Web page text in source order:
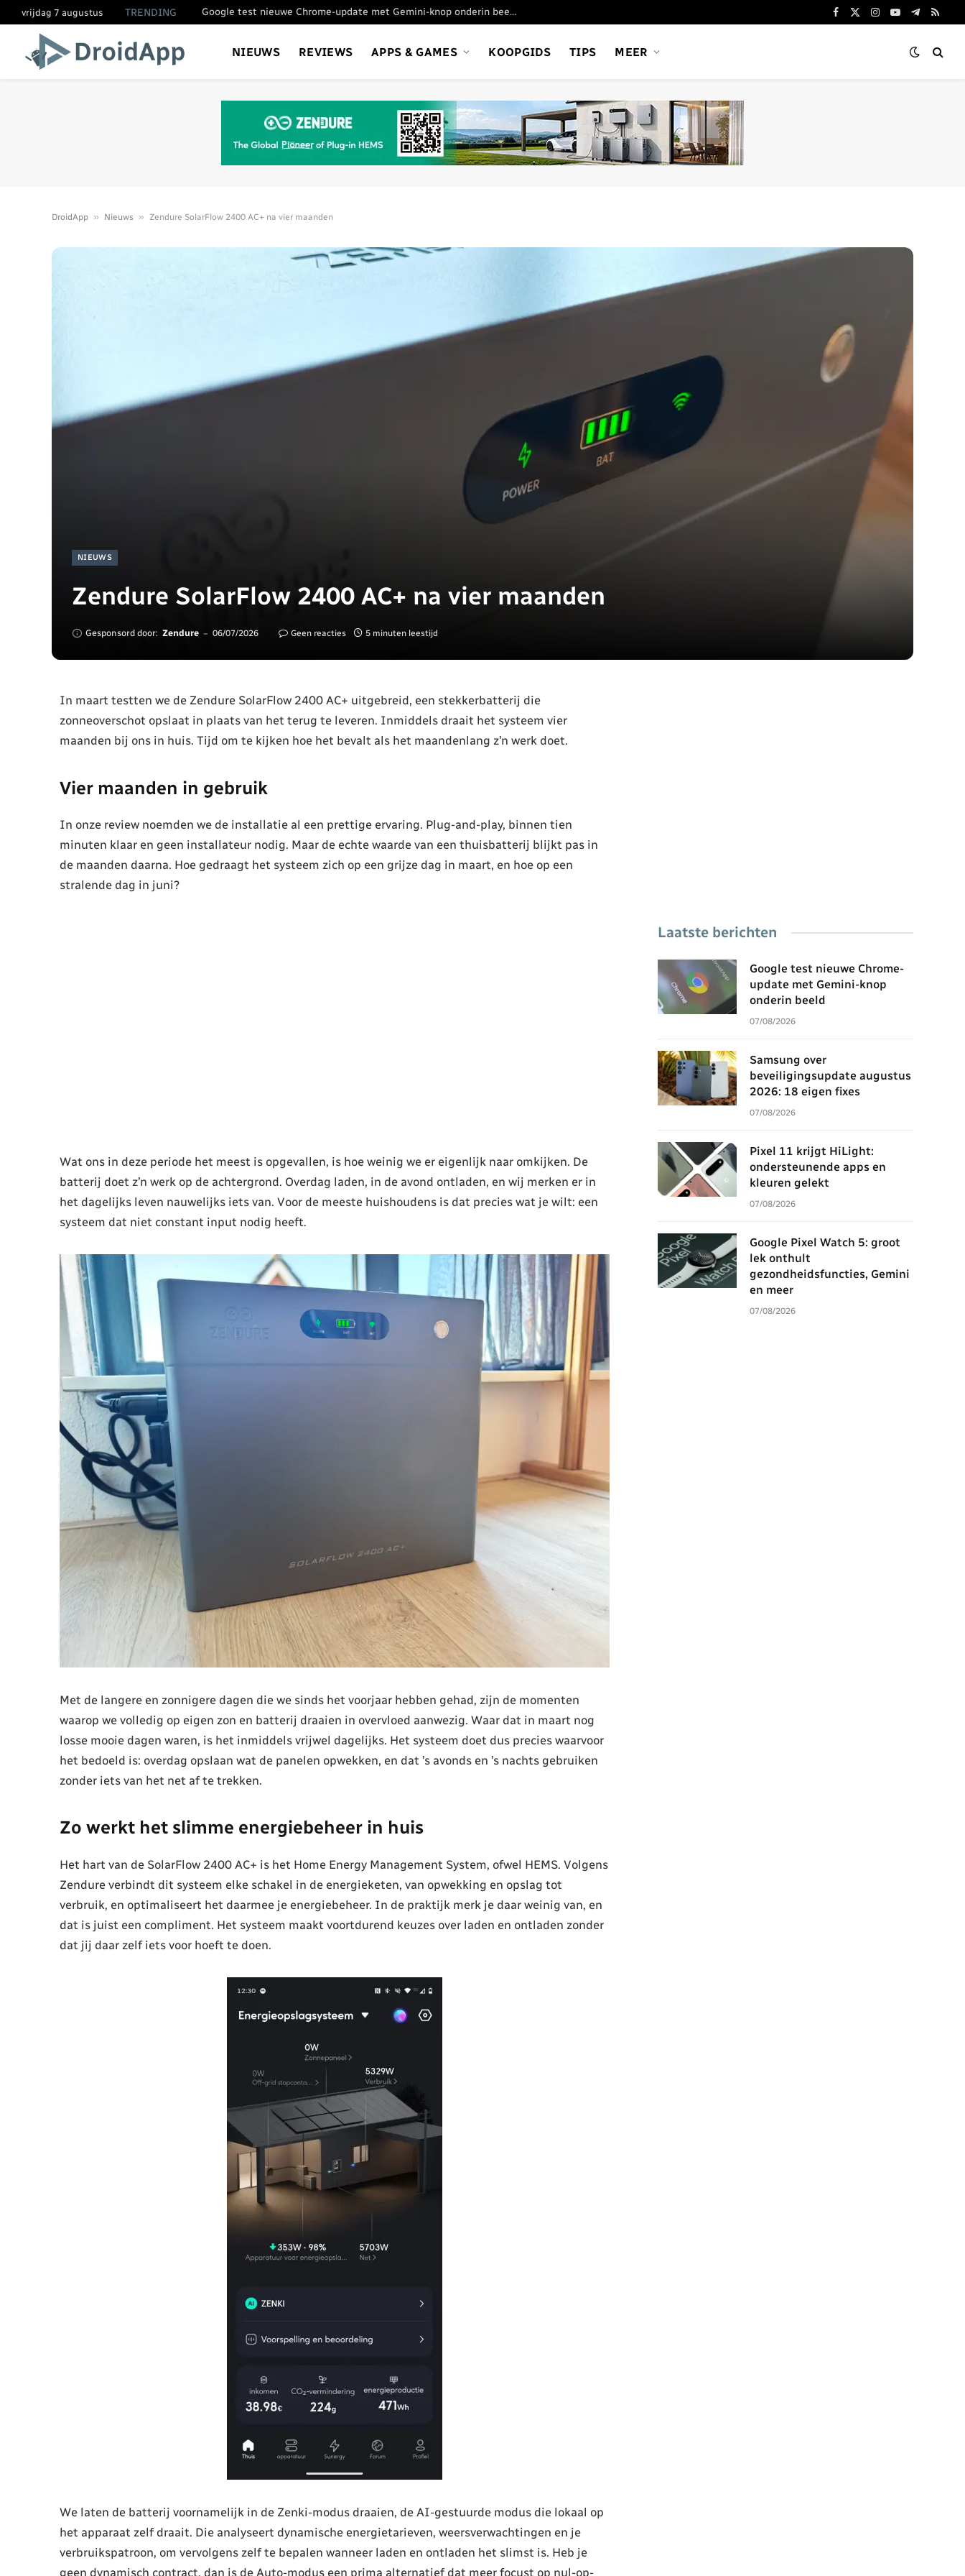
vrijdag 7 augustus TRENDING Google test nieuwe Chrome-update met Gemini-knop onderin beeld
Facebook
X
Instagram
YouTube
Telegram
RSS
NIEUWS REVIEWS APPS & GAMES KOOPGIDS TIPS MEER
DroidApp » Nieuws » Zendure SolarFlow 2400 AC+ na vier maanden
NIEUWS
Zendure SolarFlow 2400 AC+ na vier maanden
Gesponsord door: Zendure 06/07/2026 Geen reacties 5 minuten leestijd
In maart testten we de Zendure SolarFlow 2400 AC+ uitgebreid, een stekkerbatterij die
zonneoverschot opslaat in plaats van het terug te leveren. Inmiddels draait het systeem vier
maanden bij ons in huis. Tijd om te kijken hoe het bevalt als het maandenlang z’n werk doet.
Vier maanden in gebruik
In onze review noemden we de installatie al een prettige ervaring. Plug-and-play, binnen tien
minuten klaar en geen installateur nodig. Maar de echte waarde van een thuisbatterij blijkt pas in
de maanden daarna. Hoe gedraagt het systeem zich op een grijze dag in maart, en hoe op een
stralende dag in juni?
Wat ons in deze periode het meest is opgevallen, is hoe weinig we er eigenlijk naar omkijken. De
batterij doet z’n werk op de achtergrond. Overdag laden, in de avond ontladen, en wij merken er in
het dagelijks leven nauwelijks iets van. Voor de meeste huishoudens is dat precies wat je wilt: een
systeem dat niet constant input nodig heeft.
Met de langere en zonnigere dagen die we sinds het voorjaar hebben gehad, zijn de momenten
waarop we volledig op eigen zon en batterij draaien in overvloed aanwezig. Waar dat in maart nog
losse mooie dagen waren, is het inmiddels vrijwel dagelijks. Het systeem doet dus precies waarvoor
het bedoeld is: overdag opslaan wat de panelen opwekken, en dat ’s avonds en ’s nachts gebruiken
zonder iets van het net af te trekken.
Zo werkt het slimme energiebeheer in huis
Het hart van de SolarFlow 2400 AC+ is het Home Energy Management System, ofwel HEMS. Volgens
Zendure verbindt dit systeem elke schakel in de energieketen, van opwekking en opslag tot
verbruik, en optimaliseert het daarmee je energiebeheer. In de praktijk merk je daar weinig van, en
dat is juist een compliment. Het systeem maakt voortdurend keuzes over laden en ontladen zonder
dat jij daar zelf iets voor hoeft te doen.
We laten de batterij voornamelijk in de Zenki-modus draaien, de AI-gestuurde modus die lokaal op
het apparaat zelf draait. Die analyseert dynamische energietarieven, weersverwachtingen en je
verbruikspatroon, om vervolgens zelf te bepalen wanneer laden en ontladen het slimst is. Heb je
geen dynamisch contract, dan is de Auto-modus een prima alternatief dat meer focust op nul-op-
Laatste berichten
Google test nieuwe Chrome-
update met Gemini-knop
onderin beeld
07/08/2026
Samsung over
beveiligingsupdate augustus
2026: 18 eigen fixes
07/08/2026
Pixel 11 krijgt HiLight:
ondersteunende apps en
kleuren gelekt
07/08/2026
Google Pixel Watch 5: groot
lek onthult
gezondheidsfuncties, Gemini
en meer
07/08/2026